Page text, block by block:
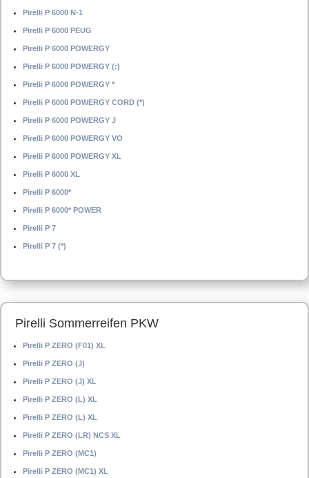
Pirelli P 6000 N-1
Pirelli P 6000 PEUG
Pirelli P 6000 POWERGY
Pirelli P 6000 POWERGY (:)
Pirelli P 6000 POWERGY *
Pirelli P 6000 POWERGY CORD (*)
Pirelli P 6000 POWERGY J
Pirelli P 6000 POWERGY VO
Pirelli P 6000 POWERGY XL
Pirelli P 6000 XL
Pirelli P 6000*
Pirelli P 6000* POWER
Pirelli P 7
Pirelli P 7 (*)
Pirelli Sommerreifen PKW
Pirelli P ZERO (F01) XL
Pirelli P ZERO (J)
Pirelli P ZERO (J) XL
Pirelli P ZERO (L) XL
Pirelli P ZERO (L) XL
Pirelli P ZERO (LR) NCS XL
Pirelli P ZERO (MC1)
Pirelli P ZERO (MC1) XL